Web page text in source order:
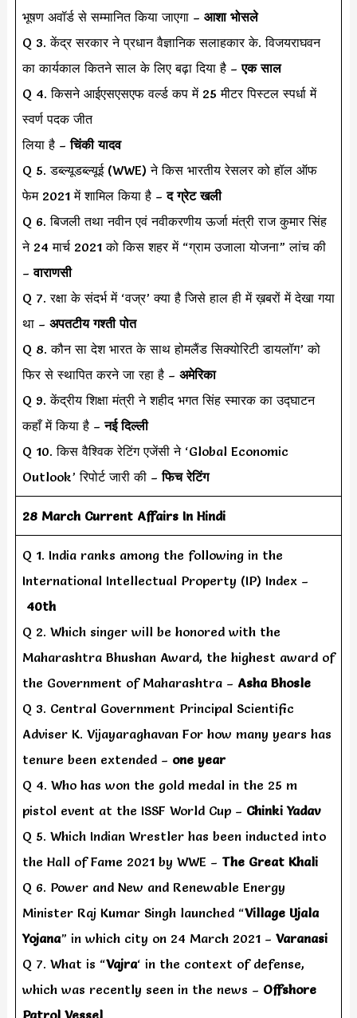
भूषण अवॉर्ड से सम्मानित किया जाएगा – आशा भोसले
Q 3. केंद्र सरकार ने प्रधान वैज्ञानिक सलाहकार के. विजयराघवन
का कार्यकाल कितने साल के लिए बढ़ा दिया है –एक साल
Q 4. किसने आईएसएसएफ वर्ल्ड कप में 25 मीटर पिस्टल स्पर्धा में
स्वर्ण पदक जीत
लिया है –चिंकी यादव
Q 5. डब्ल्यूडब्ल्यूई (WWE) ने किस भारतीय रेसलर को हॉल ऑफ
फेम 2021 में शामिल किया है –द ग्रेट खली
Q 6. बिजली तथा नवीन एवं नवीकरणीय ऊर्जा मंत्री राज कुमार सिंह
ने 24 मार्च 2021 को किस शहर में “ग्राम उजाला योजना” लांच की
–वाराणसी
Q 7. रक्षा के संदर्भ में ‘वज्र’ क्या है जिसे हाल ही में ख़बरों में देखा गया
था – अपतटीय गश्ती पोत
Q 8. कौन सा देश भारत के साथ होमलैंड सिक्योरिटी डायलॉग’ को
फिर से स्थापित करने जा रहा है – अमेरिका
Q 9. केंद्रीय शिक्षा मंत्री ने शहीद भगत सिंह स्मारक का उद्घाटन
कहाँ में किया है –नई दिल्ली
Q 10. किस वैश्विक रेटिंग एजेंसी ने ‘Global Economic
Outlook’ रिपोर्ट जारी की –फिच रेटिंग
28 March Current Affairs In Hindi
Q 1. India ranks among the following in the
International Intellectual Property (IP) Index –
40th
Q 2. Which singer will be honored with the
Maharashtra Bhushan Award, the highest award of
the Government of Maharashtra – Asha Bhosle
Q 3. Central Government Principal Scientific
Adviser K. Vijayaraghavan For how many years has
tenure been extended – one year
Q 4. Who has won the gold medal in the 25 m
pistol event at the ISSF World Cup – Chinki Yadav
Q 5. Which Indian Wrestler has been inducted into
the Hall of Fame 2021 by WWE – The Great Khali
Q 6. Power and New and Renewable Energy
Minister Raj Kumar Singh launched “Village Ujala
Yojana” in which city on 24 March 2021 – Varanasi
Q 7. What is “Vajra‘ in the context of defense,
which was recently seen in the news – Offshore
Patrol Vessel